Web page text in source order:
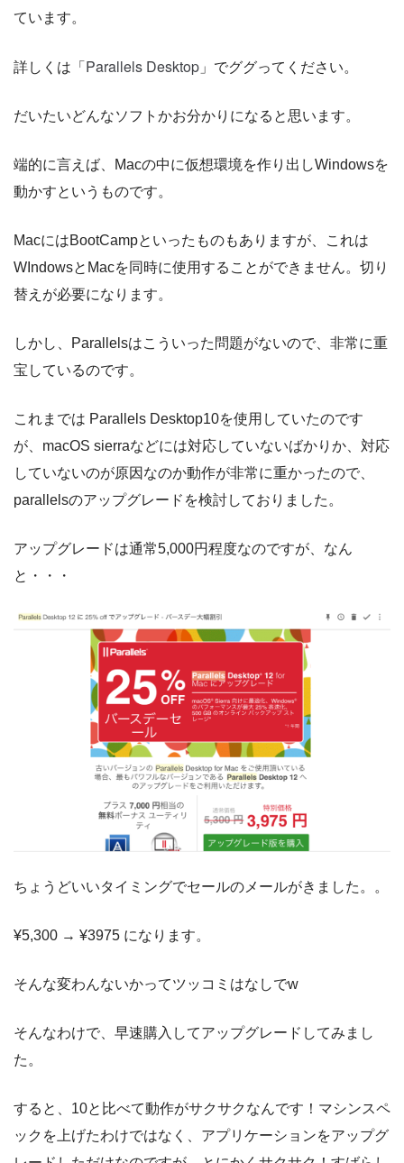
ています。
詳しくは「 Parallels Desktop 」でググってください。
だいたいどんなソフトかお分かりになると思います。
端的に言えば、Macの中に仮想環境を作り出しWindowsを
動かすというものです。
MacにはBootCampといったものもありますが、これは
WIndowsとMacを同時に使用することができません。切り
替えが必要になります。
しかし、Parallelsはこういった問題がないので、非常に重
宝しているのです。
これまでは Parallels Desktop10を使用していたのです
が、macOS sierraなどには対応していないばかりか、対応
していないのが原因なのか動作が非常に重かったので、
parallelsのアップグレードを検討しておりました。
アップグレードは通常5,000円程度なのですが、なん
と・・・
ちょうどいいタイミングでセールのメールがきました。。
¥5,300 → ¥3975 になります。
そんな変わんないかってツッコミはなしでw
そんなわけで、早速購入してアップグレードしてみまし
た。
すると、10と比べて動作がサクサクなんです！マシンスペ
ックを上げたわけではなく、アプリケーションをアップグ